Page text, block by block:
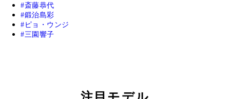
斎藤恭代
鍛治島彩
ピョ・ウンジ
三園響子